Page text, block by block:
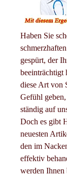
Haben Sie
gespürt, der
beeinträchtigt
diese Art von
Gefühl
ständig auf
Doch es gibt
neuesten
den im
effektiv
werden Ihnen